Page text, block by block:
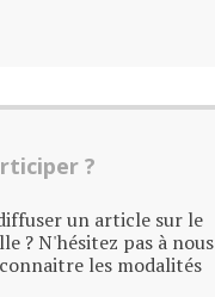
?
un article sur le
? N'hésitez pas à nous
les modalités